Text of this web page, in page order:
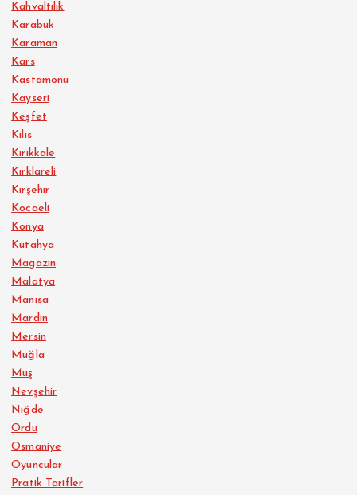
Kahvaltılık
Karabük
Karaman
Kars
Kastamonu
Kayseri
Keşfet
Kilis
Kırıkkale
Kırklareli
Kırşehir
Kocaeli
Konya
Kütahya
Magazin
Malatya
Manisa
Mardin
Mersin
Muğla
Muş
Nevşehir
Niğde
Ordu
Osmaniye
Oyuncular
Pratik Tarifler